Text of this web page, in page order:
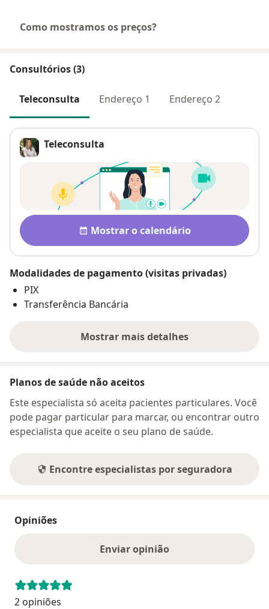
Como mostramos os preços?
Consultórios (3)
Teleconsulta Endereço 1 Endereço 2
Teleconsulta
Disponibilidade
Mostrar o calendário
Modalidades de pagamento (visitas privadas)
PIX
Transferência Bancária
Mostrar mais detalhes
sobre o endereço
Planos de saúde não aceitos
Este especialista só aceita pacientes particulares. Você
pode pagar particular para marcar, ou encontrar outro
especialista que aceite o seu plano de saúde.
Encontre especialistas por seguradora
Opiniões
Enviar opinião
2 opiniões